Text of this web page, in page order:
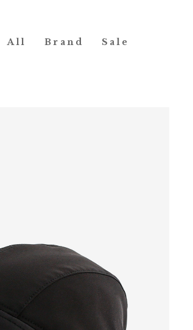
All Brand Sale